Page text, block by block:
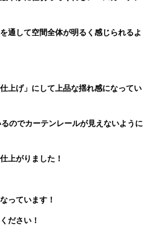
通して空間全体が明るく感じられるよ
上げ」にして上品な揺れ感になってい
のでカーテンレールが見えないように
上がりました！
っています！
ださい！